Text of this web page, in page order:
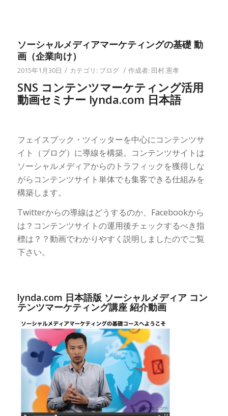
ソーシャルメディアマーケティングの基礎 動
画（企業向け）
2015年1月30日 / カテゴリ: ブログ / 作成者: 田村 憲孝
SNS コンテンツマーケティング活用
動画セミナー lynda.com 日本語
フェイスブック・ツイッターを中心にコンテンツサ
イト（ブログ）に導線を構築。コンテンツサイトは
ソーシャルメディアからのトラフィックを獲得しな
がらコンテンツサイト単体でも集客できる仕組みを
構築します。
Twitterからの導線はどうするのか、Facebookから
は？コンテンツサイトの運用後チェックするべき指
標は？？動画でわかりやすく説明しましたのでご覧
下さい。
lynda.com 日本語版 ソーシャルメディア コン
テンツマーケティング講座 紹介動画